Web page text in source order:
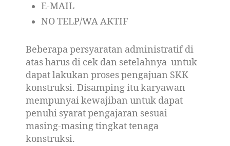
E-MAIL
NO TELP/WA AKTIF
Beberapa persyaratan administratif di
atas harus di cek dan setelahnya untuk
dapat lakukan proses pengajuan SKK
konstruksi. Disamping itu karyawan
mempunyai kewajiban untuk dapat
penuhi syarat pengajaran sesuai
masing-masing tingkat tenaga
konstruksi.